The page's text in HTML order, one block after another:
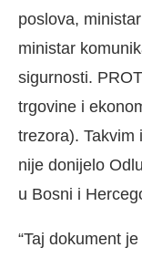
poslova,
ministar
sigurnosti.
trgovine i
trezora). Takvim
nije donijelo
u Bosni i
“Taj dokument